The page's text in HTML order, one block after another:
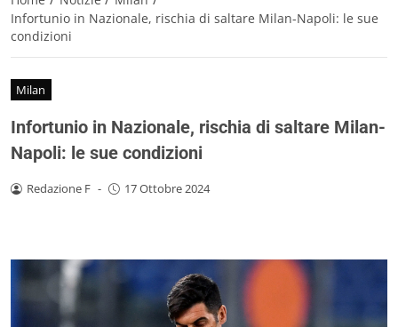
Infortunio in Nazionale, rischia di saltare Milan-Napoli: le sue
condizioni
Milan
Infortunio in Nazionale, rischia di saltare Milan-
Napoli: le sue condizioni
Redazione F - 17 Ottobre 2024